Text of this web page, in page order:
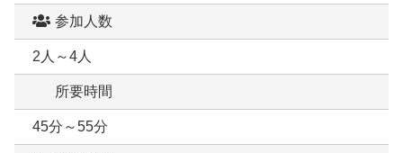
参加人数
2人～4人
所要時間
45分～55分